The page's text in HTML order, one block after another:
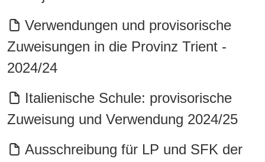
Verwendungen und provisorische
Zuweisungen in die Provinz Trient -
2024/24
Italienische Schule: provisorische
Zuweisung und Verwendung 2024/25
Ausschreibung für LP und SFK der